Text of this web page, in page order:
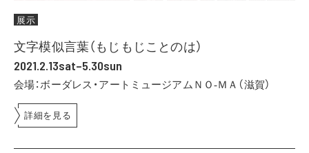
展示
文字模似言葉（もじもじことのは）
2021.2.13sat–5.30sun
会場：ボーダレス・アートミュージアムＮＯ-ＭＡ（滋賀）
詳細を見る